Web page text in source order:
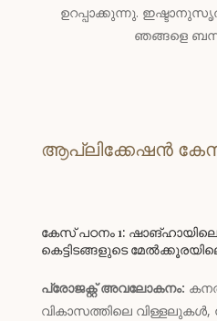
ഉറപ്പാക്കുന്നു.
ഞങ്ങളെ
ആപ്ലിക്കേഷൻ
കേസ് പഠനം 1:
കെട്ടിടങ്ങളുടെ
പ്രോജക്റ്റ് അവലോകനം:
വികാസത്തിലെ വിള്ളലുകൾ,